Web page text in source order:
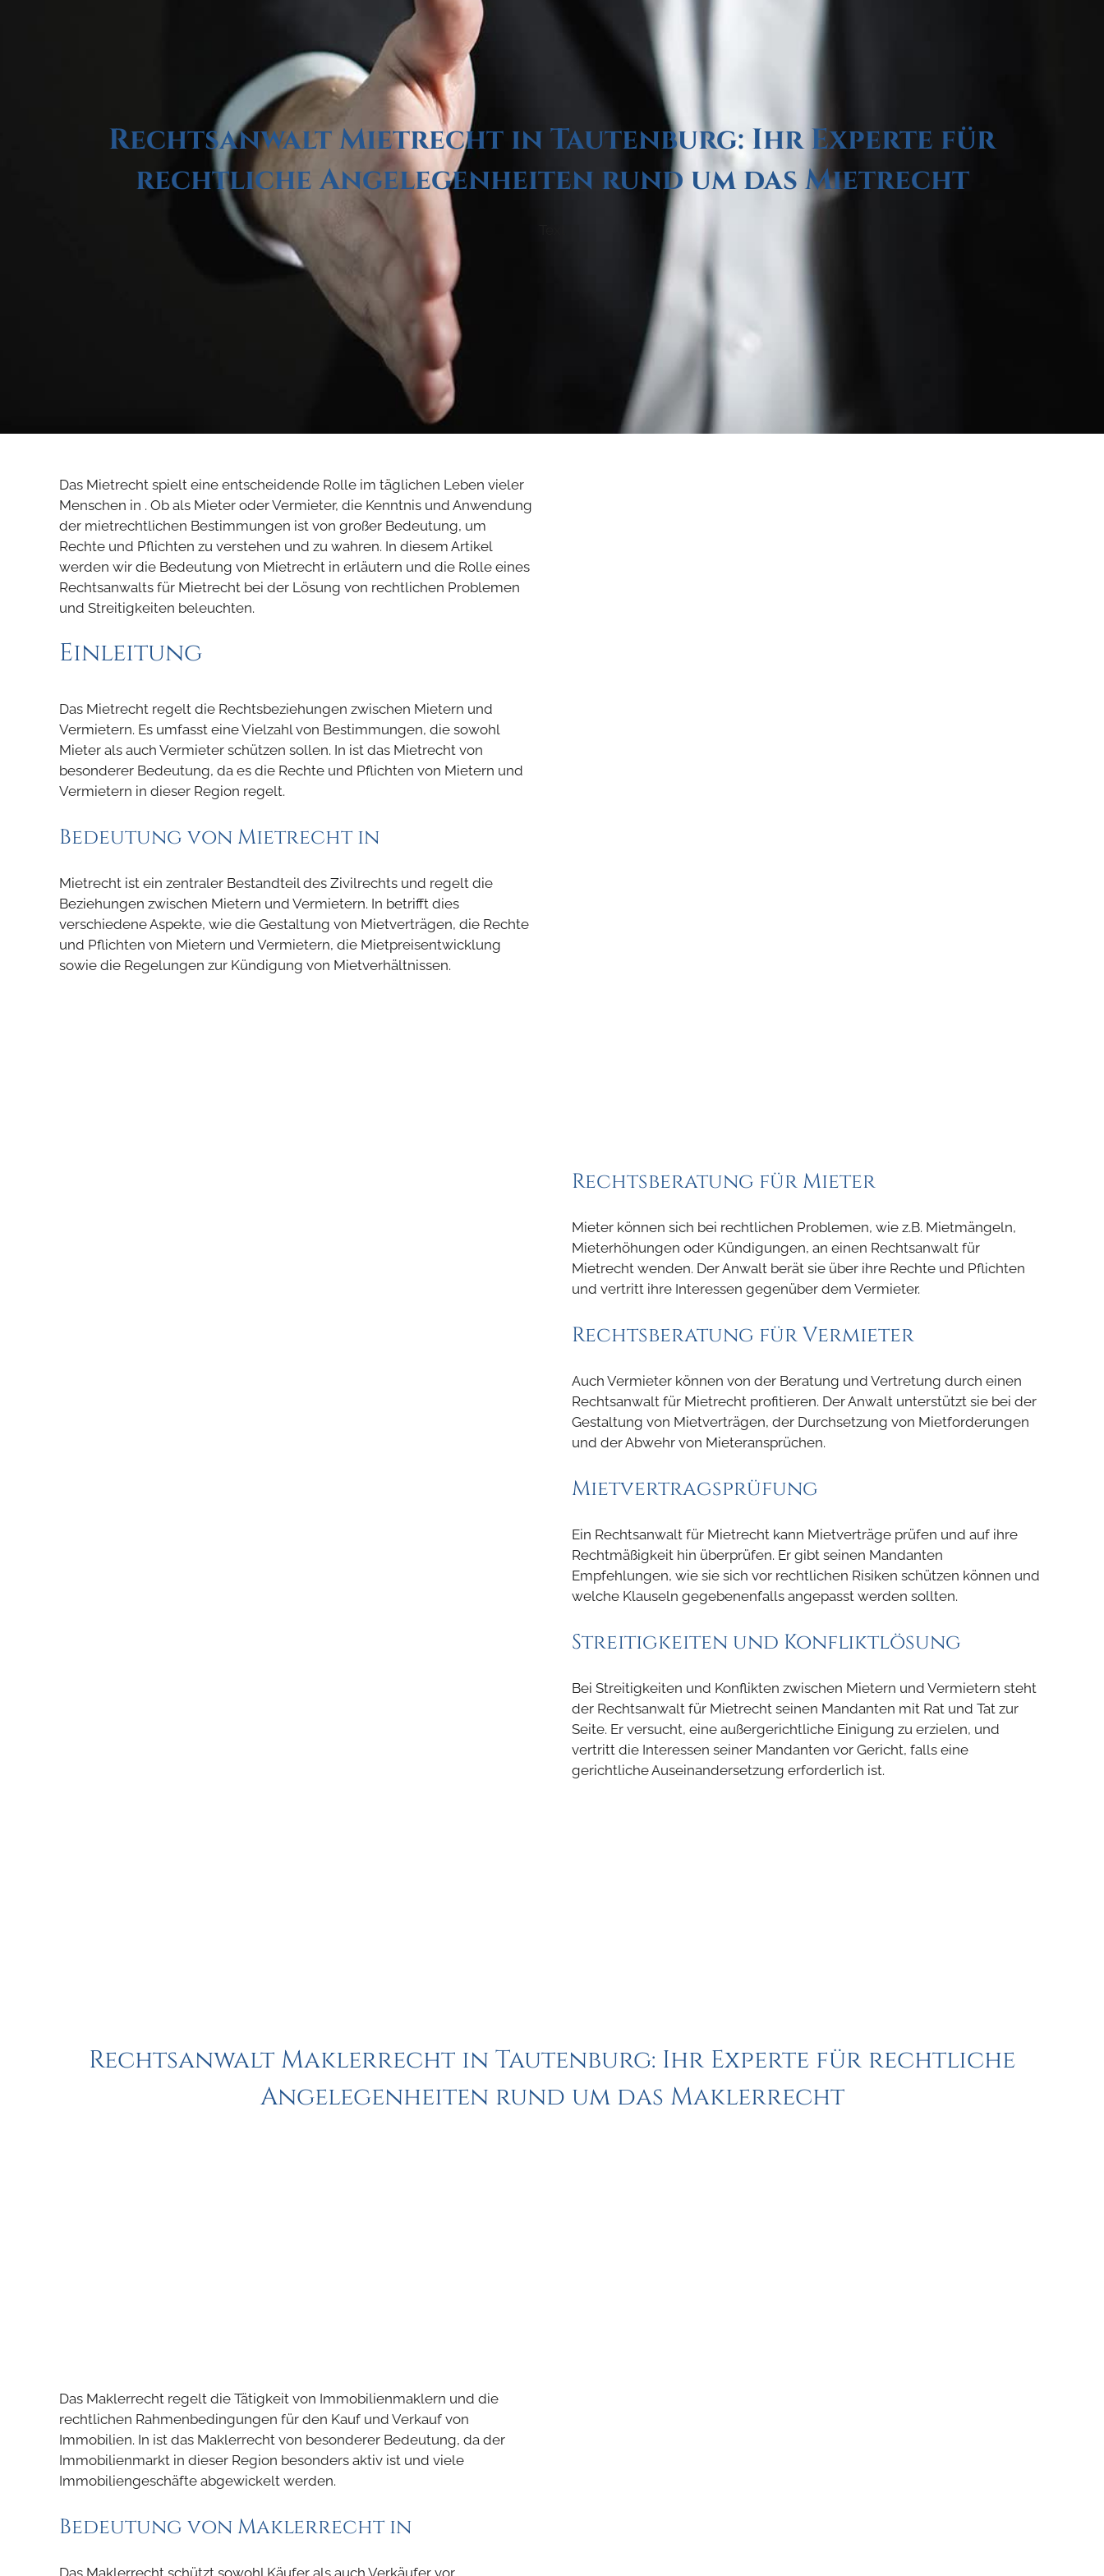
Rechtsanwalt Mietrecht in Tautenburg: Ihr Experte für
rechtliche Angelegenheiten rund um das Mietrecht
Das Mietrecht spielt eine entscheidende Rolle im täglichen Leben vieler
Menschen in . Ob als Mieter oder Vermieter, die Kenntnis und Anwendung
der mietrechtlichen Bestimmungen ist von großer Bedeutung, um
Rechte und Pflichten zu verstehen und zu wahren. In diesem Artikel
werden wir die Bedeutung von Mietrecht in erläutern und die Rolle eines
Rechtsanwalts für Mietrecht bei der Lösung von rechtlichen Problemen
und Streitigkeiten beleuchten.
Einleitung
Das Mietrecht regelt die Rechtsbeziehungen zwischen Mietern und
Vermietern. Es umfasst eine Vielzahl von Bestimmungen, die sowohl
Mieter als auch Vermieter schützen sollen. In ist das Mietrecht von
besonderer Bedeutung, da es die Rechte und Pflichten von Mietern und
Vermietern in dieser Region regelt.
Bedeutung von Mietrecht in
Mietrecht ist ein zentraler Bestandteil des Zivilrechts und regelt die
Beziehungen zwischen Mietern und Vermietern. In betrifft dies
verschiedene Aspekte, wie die Gestaltung von Mietverträgen, die Rechte
und Pflichten von Mietern und Vermietern, die Mietpreisentwicklung
sowie die Regelungen zur Kündigung von Mietverhältnissen.
Rechtsberatung für Mieter
Mieter können sich bei rechtlichen Problemen, wie z.B. Mietmängeln,
Mieterhöhungen oder Kündigungen, an einen Rechtsanwalt für
Mietrecht wenden. Der Anwalt berät sie über ihre Rechte und Pflichten
und vertritt ihre Interessen gegenüber dem Vermieter.
Rechtsberatung für Vermieter
Auch Vermieter können von der Beratung und Vertretung durch einen
Rechtsanwalt für Mietrecht profitieren. Der Anwalt unterstützt sie bei der
Gestaltung von Mietverträgen, der Durchsetzung von Mietforderungen
und der Abwehr von Mieteransprüchen.
Mietvertragsprüfung
Ein Rechtsanwalt für Mietrecht kann Mietverträge prüfen und auf ihre
Rechtmäßigkeit hin überprüfen. Er gibt seinen Mandanten
Empfehlungen, wie sie sich vor rechtlichen Risiken schützen können und
welche Klauseln gegebenenfalls angepasst werden sollten.
Streitigkeiten und Konfliktlösung
Bei Streitigkeiten und Konflikten zwischen Mietern und Vermietern steht
der Rechtsanwalt für Mietrecht seinen Mandanten mit Rat und Tat zur
Seite. Er versucht, eine außergerichtliche Einigung zu erzielen, und
vertritt die Interessen seiner Mandanten vor Gericht, falls eine
gerichtliche Auseinandersetzung erforderlich ist.
Rechtsanwalt Maklerrecht in Tautenburg: Ihr Experte für rechtliche
Angelegenheiten rund um das Maklerrecht
Das Maklerrecht regelt die Tätigkeit von Immobilienmaklern und die
rechtlichen Rahmenbedingungen für den Kauf und Verkauf von
Immobilien. In ist das Maklerrecht von besonderer Bedeutung, da der
Immobilienmarkt in dieser Region besonders aktiv ist und viele
Immobiliengeschäfte abgewickelt werden.
Bedeutung von Maklerrecht in
Das Maklerrecht schützt sowohl Käufer als auch Verkäufer vor